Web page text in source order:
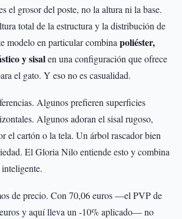
el grosor del poste, no la altura ni la base.
total de la estructura y la distribución de
modelo en particular combina poliéster,
y sisalen una configuración que ofrece
el gato. Y eso no es casualidad.
Algunos prefieren superficies
Algunos adoran el sisal rugoso,
el cartón o la tela. Un árbol rascador bien
El Gloria Nilo entiende esto y combina
de precio. Con 70,06 euros —el PVP de
y aquí lleva un -10% aplicado— no